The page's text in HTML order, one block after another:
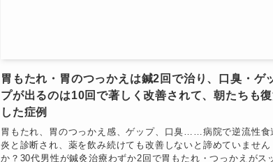
胃もたれ・胃のつっかえは鍼2回で治り、口臭・ゲ
プが出るのは10回で著しく改善されて、朝たちも
した症例
胃もたれ、胃のつっかえ感、ゲップ、口臭……病院で逆流性食
炎と診断され、薬を飲み続けても改善しないと諦めていません
か？30代男性が鍼灸治療わずか2回で胃もたれ・つっかえがス